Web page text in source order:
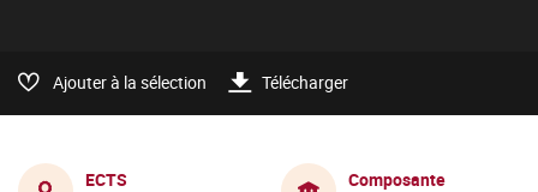
Ajouter à la sélection Télécharger
ECTS
Composante